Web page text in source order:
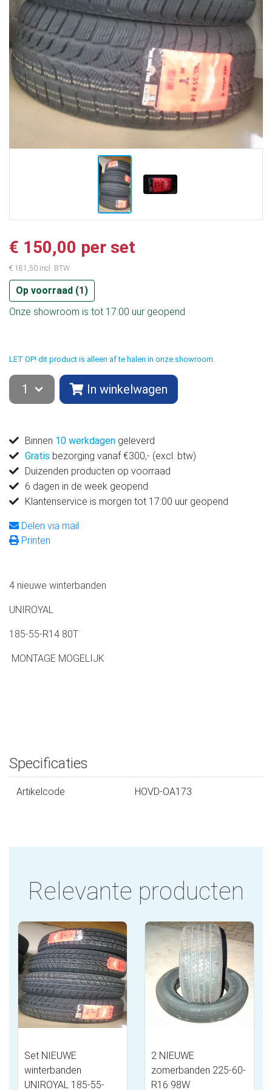
€ 150,00 per set
€ 181,50 incl. BTW
Op voorraad (1)
Onze showroom is tot 17:00 uur geopend
LET OP! dit product is alleen af te halen in onze showroom.
In winkelwagen
Binnen 10 werkdagen geleverd
Gratis bezorging vanaf €300,- (excl. btw)
Duizenden producten op voorraad
6 dagen in de week geopend
Klantenservice is morgen tot 17:00 uur geopend
Delen via mail
Printen
4 nieuwe winterbanden
UNIROYAL
185-55-R14 80T
MONTAGE MOGELIJK
Specificaties
Artikelcode HOVD-OA173
Relevante producten
Set NIEUWE
winterbanden
UNIROYAL 185-55-
2 NIEUWE
zomerbanden 225-60-
R16 98W